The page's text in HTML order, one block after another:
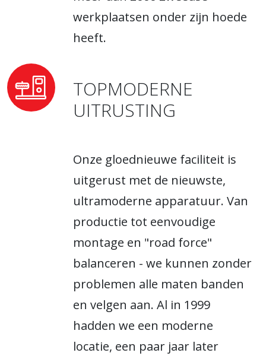
werkplaatsen onder zijn hoede
heeft.
TOPMODERNE
UITRUSTING
Onze gloednieuwe faciliteit is
uitgerust met de nieuwste,
ultramoderne apparatuur. Van
productie tot eenvoudige
montage en "road force"
balanceren - we kunnen zonder
problemen alle maten banden
en velgen aan. Al in 1999
hadden we een moderne
locatie, een paar jaar later